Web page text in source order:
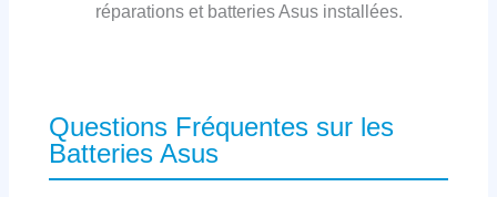
réparations et batteries Asus installées.
Questions Fréquentes sur les
Batteries Asus